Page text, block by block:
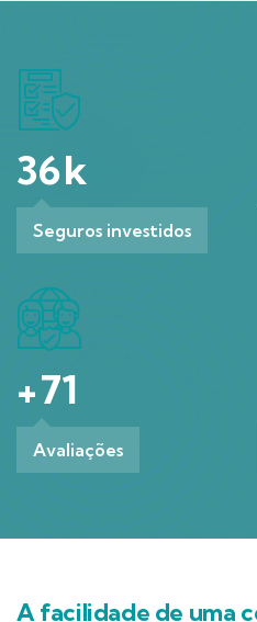
36k
Seguros investidos
+71
Avaliações
A facilidade de uma